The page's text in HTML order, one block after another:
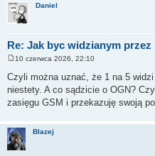
Daniel
Re: Jak byc widzianym
s
t
10 czerwca 2026, 22:10
Czyli można uznać, że 1 na 5
niestety. A co sądzicie o OGN?
zasięgu GSM i przekazuję swoją
Blazej